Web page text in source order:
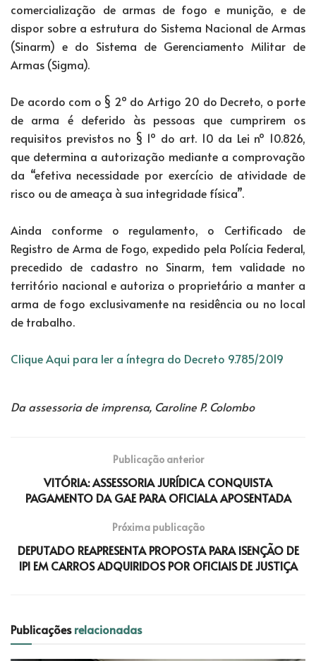
comercialização de armas de fogo e munição, e de
dispor sobre a estrutura do Sistema Nacional de Armas
(Sinarm) e do Sistema de Gerenciamento Militar de
Armas (Sigma).
De acordo com o § 2º do Artigo 20 do Decreto, o porte
de arma é deferido às pessoas que cumprirem os
requisitos previstos no § 1º do art. 10 da Lei nº 10.826,
que determina a autorização mediante a comprovação
da “efetiva necessidade por exercício de atividade de
risco ou de ameaça à sua integridade física”.
Ainda conforme o regulamento, o Certificado de
Registro de Arma de Fogo, expedido pela Polícia Federal,
precedido de cadastro no Sinarm, tem validade no
território nacional e autoriza o proprietário a manter a
arma de fogo exclusivamente na residência ou no local
de trabalho.
Clique Aqui para ler a íntegra do Decreto 9.785/2019
Da assessoria de imprensa, Caroline P. Colombo
Publicação anterior
VITÓRIA: ASSESSORIA JURÍDICA CONQUISTA
PAGAMENTO DA GAE PARA OFICIALA APOSENTADA
Próxima publicação
DEPUTADO REAPRESENTA PROPOSTA PARA ISENÇÃO DE
IPI EM CARROS ADQUIRIDOS POR OFICIAIS DE JUSTIÇA
Publicaçõesrelacionadas